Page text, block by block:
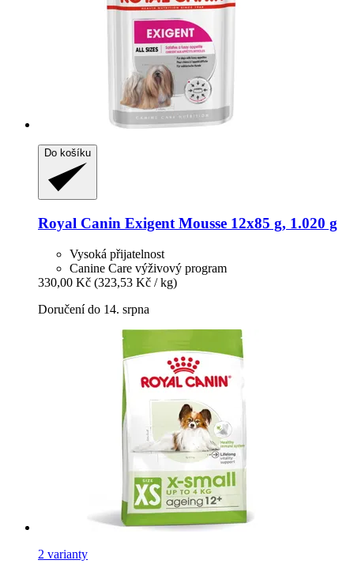
Do košíku
Royal Canin Exigent Mousse 12x85 g, 1.020 g
Vysoká přijatelnost
Canine Care výživový program
330,00 Kč (323,53 Kč / kg)
Doručení do 14. srpna
2 varianty